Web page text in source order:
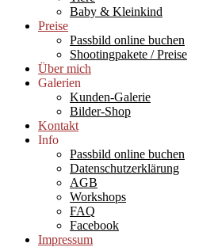
Baby & Kleinkind
Preise
Passbild online buchen
Shootingpakete / Preise
Über mich
Galerien
Kunden-Galerie
Bilder-Shop
Kontakt
Info
Passbild online buchen
Datenschutzerklärung
AGB
Workshops
FAQ
Facebook
Impressum